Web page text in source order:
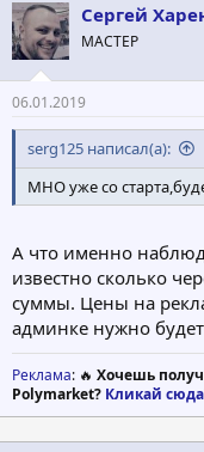
Сергей
МАСТЕР
06.01.2019
serg125 написал(а):
МНО уже со
А что именно
известно сколько
суммы. Цены на
админке нужно
Реклама: 🔥 Хочешь
Polymarket? Кликай